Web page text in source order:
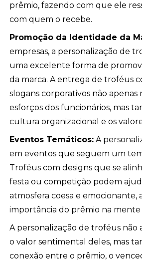
prêmio, fazendo com que ele
com quem o recebe.
Promoção da Identidade da
empresas, a personalização de
uma excelente forma de
da marca. A entrega de troféus
slogans corporativos não apenas
esforços dos funcionários, mas
cultura organizacional e os
Eventos Temáticos: A
em eventos que seguem um
Troféus com designs que se
festa ou competição podem
atmosfera coesa e emocionante,
importância do prêmio na mente
A personalização de troféus não
o valor sentimental deles, mas
conexão entre o prêmio, o